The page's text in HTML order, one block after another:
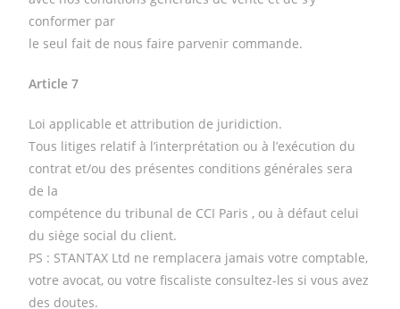
conformer par
le seul fait de nous faire parvenir commande.
Article 7
Loi applicable et attribution de juridiction.
Tous litiges relatif à l’interprétation ou à l’exécution du
contrat et/ou des présentes conditions générales sera
de la
compétence du tribunal de CCI Paris , ou à défaut celui
du siège social du client.
PS : STANTAX Ltd ne remplacera jamais votre comptable,
votre avocat, ou votre fiscaliste consultez-les si vous avez
des doutes.